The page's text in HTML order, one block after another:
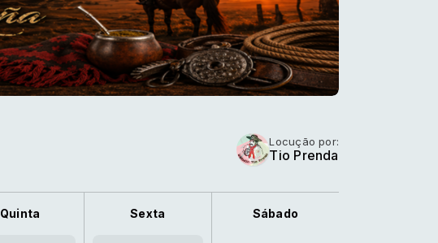
Locução por:
Tio Prenda
Quinta Sexta Sábado